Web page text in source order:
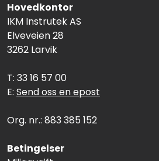
Hovedkontor
IKM Instrutek AS
Elveveien 28
3262 Larvik
T: 33 16 57 00
E: Send oss en epost
Org. nr.: 883 385 152
Betingelser